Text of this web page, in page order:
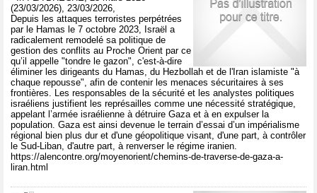
(23/03/2026), 23/03/2026,
Depuis les attaques terroristes perpétrées
par le Hamas le 7 octobre 2023, Israël a
radicalement remodelé sa politique de
gestion des conflits au Proche Orient par ce
qu’il appelle "tondre le gazon", c'est-à-dire
éliminer les dirigeants du Hamas, du Hezbollah et de l'Iran islamiste "à
chaque repousse", afin de contenir les menaces sécuritaires à ses
frontières. Les responsables de la sécurité et les analystes politiques
israéliens justifient les représailles comme une nécessité stratégique,
appelant l’armée israélienne à détruire Gaza et à en expulser la
population. Gaza est ainsi devenue le terrain d’essai d’un impérialisme
régional bien plus dur et d'une géopolitique visant, d'une part, à contrôler
le Sud-Liban, d'autre part, à renverser le régime iranien.
https://alencontre.org/moyenorient/chemins-de-traverse-de-gaza-a-
liran.html